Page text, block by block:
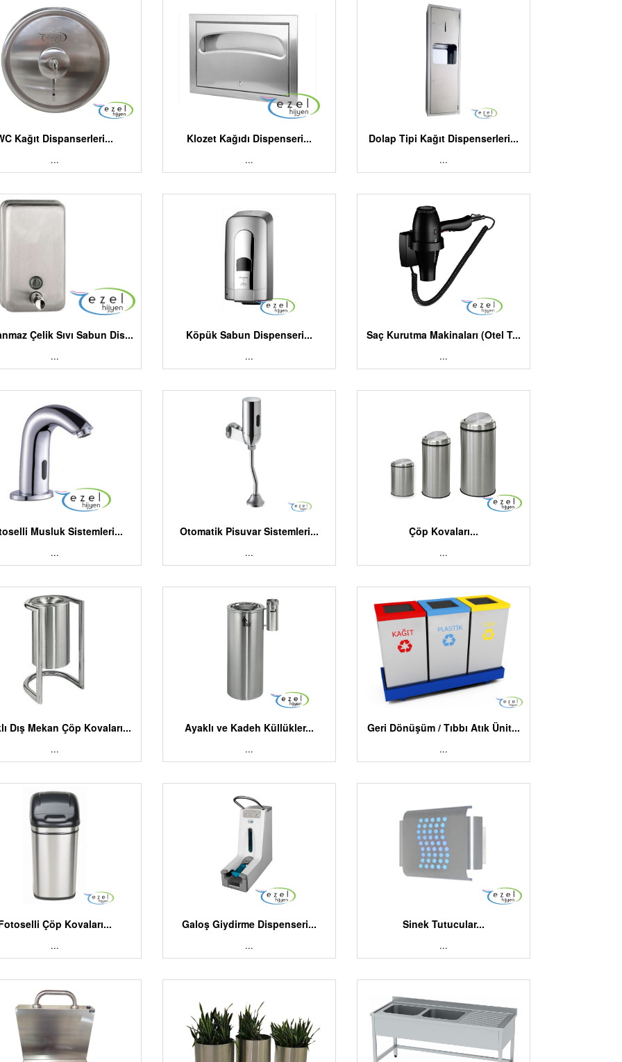
Kağıt Dispanserleri...
...
Klozet Kağıdı Dispenseri...
...
Dolap Tipi Kağıt Dispenserleri...
...
Çelik Sıvı Sabun Dis...
...
Köpük Sabun Dispenseri...
...
Saç Kurutma Makinaları (Otel T...
...
Musluk Sistemleri...
...
Otomatik Pisuvar Sistemleri...
...
Çöp Kovaları...
...
Dış Mekan Çöp Kovaları...
...
Ayaklı ve Kadeh Küllükler...
...
Geri Dönüşüm / Tıbbı Atık Ünit...
...
Çöp Kovaları...
...
Galoş Giydirme Dispenseri...
...
Sinek Tutucular...
...